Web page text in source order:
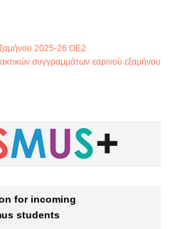
2025-26 ΟΕ2
συγγραμμάτων εαρινού εξαμήνου
for incoming
students